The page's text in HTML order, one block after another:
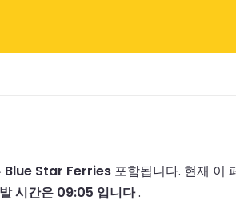
Blue Star Ferries 포함됩니다. 현재 이
시간은 09:05 입니다.